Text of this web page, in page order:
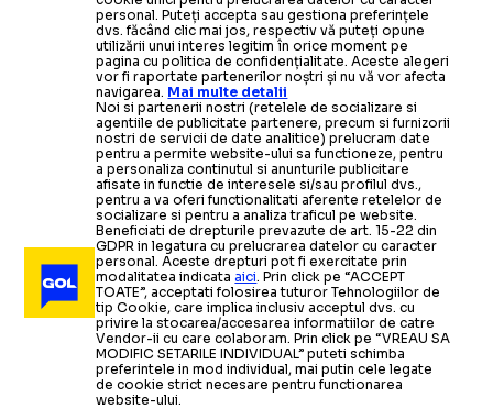
personal. Puteți accepta sau gestiona preferințele
dvs. făcând clic mai jos, respectiv vă puteți opune
utilizării unui interes legitim în orice moment pe
pagina cu politica de confidențialitate. Aceste alegeri
vor fi raportate partenerilor noștri și nu vă vor afecta
navigarea. Mai multe detalii
Noi si partenerii nostri (retelele de socializare si
agentiile de publicitate partenere, precum si furnizorii
nostri de servicii de date analitice) prelucram date
pentru a permite website-ului sa functioneze, pentru
a personaliza continutul si anunturile publicitare
afisate in functie de interesele si/sau profilul dvs.,
pentru a va oferi functionalitati aferente retelelor de
socializare si pentru a analiza traficul pe website.
Beneficiati de drepturile prevazute de art. 15-22 din
GDPR in legatura cu prelucrarea datelor cu caracter
personal. Aceste drepturi pot fi exercitate prin
modalitatea indicataaici. Prin click pe “ACCEPT
TOATE”, acceptati folosirea tuturor Tehnologiilor de
tip Cookie, care implica inclusiv acceptul dvs. cu
privire la stocarea/accesarea informatiilor de catre
Vendor-ii cu care colaboram. Prin click pe “VREAU SA
MODIFIC SETARILE INDIVIDUAL” puteti schimba
preferintele in mod individual, mai putin cele legate
de cookie strict necesare pentru functionarea
website-ului.